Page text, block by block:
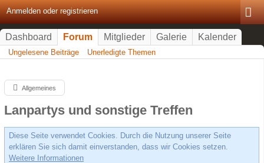
Anmelden oder registrieren
Dashboard Forum Mitglieder Galerie Kalender
Ungelesene Beiträge Unerledigte Themen
Allgemeines
Lanpartys und sonstige Treffen
Diese Seite verwendet Cookies. Durch die Nutzung unserer Seite
erklären Sie sich damit einverstanden, dass wir Cookies setzen.
Weitere Informationen